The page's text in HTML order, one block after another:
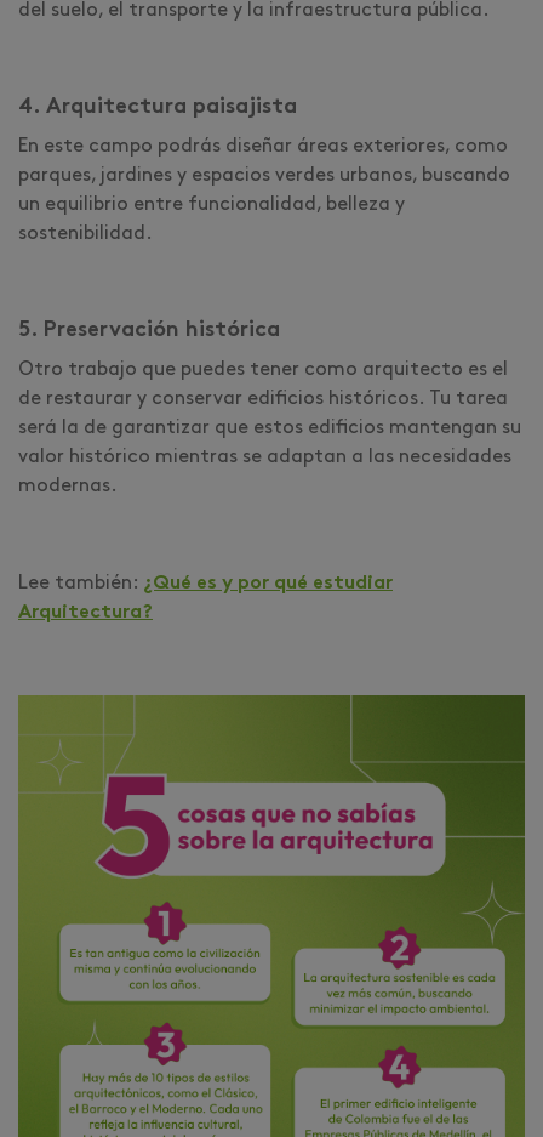
del suelo, el transporte y la infraestructura pública.
4. Arquitectura paisajista
En este campo podrás diseñar áreas exteriores, como
parques, jardines y espacios verdes urbanos, buscando
un equilibrio entre funcionalidad, belleza y
sostenibilidad.
5. Preservación histórica
Otro trabajo que puedes tener como arquitecto es el
de restaurar y conservar edificios históricos. Tu tarea
será la de garantizar que estos edificios mantengan su
valor histórico mientras se adaptan a las necesidades
modernas.
Lee también: ¿Qué es y por qué estudiar
Arquitectura?